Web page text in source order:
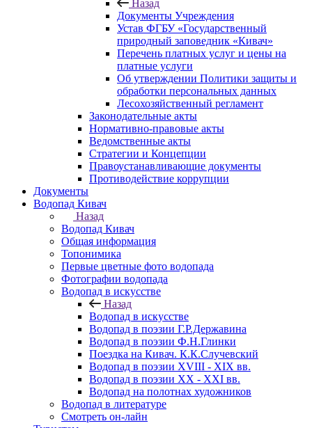
Назад
Документы Учреждения
Устав ФГБУ «Государственный
природный заповедник «Кивач»
Перечень платных услуг и цены на
платные услуги
Об утверждении Политики защиты и
обработки персональных данных
Лесохозяйственный регламент
Законодательные акты
Нормативно-правовые акты
Ведомственные акты
Стратегии и Концепции
Правоустанавливающие документы
Противодействие коррупции
Документы
Водопад Кивач
Назад
Водопад Кивач
Общая информация
Топонимика
Первые цветные фото водопада
Фотографии водопада
Водопад в искусстве
Назад
Водопад в искусстве
Водопад в поэзии Г.Р.Державина
Водопад в поэзии Ф.Н.Глинки
Поездка на Кивач. К.К.Случевский
Водопад в поэзии XVIII - XIX вв.
Водопад в поэзии XX - XXI вв.
Водопад на полотнах художников
Водопад в литературе
Смотреть он-лайн